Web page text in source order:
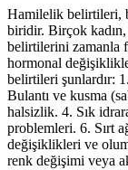
Hamilelik belirtileri,
biridir. Birçok kadın,
belirtilerini zamanla
hormonal
belirtileri şunlardır:
Bulantı ve kusma
halsizlik. 4. Sık
problemleri. 6. Sırt
değişiklikleri ve
renk değişimi veya